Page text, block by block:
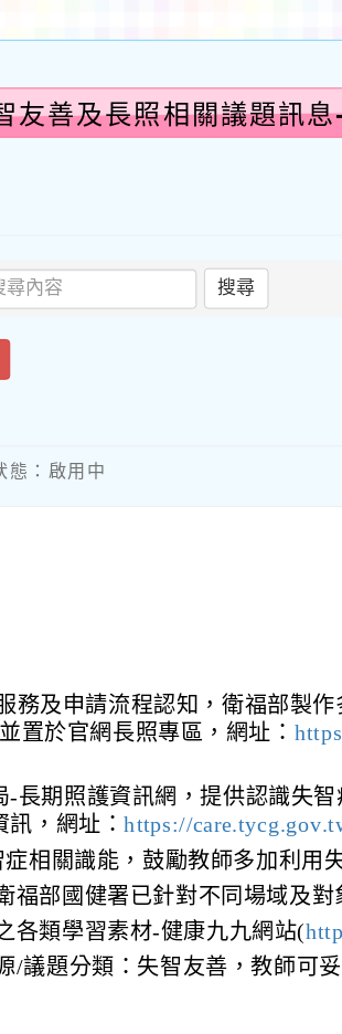
友善及長照相關議題訊
搜尋
：啟用中
務及申請流程認知，衛福部製作
置於官網長照專區，網址：
-長期照護資訊網，提供認識失
訊，網址：https://
相關識能，鼓勵教師多加利用
福部國健署已針對不同場域及對
各類學習素材-健康九九網站(
/議題分類：失智友善，教師可妥